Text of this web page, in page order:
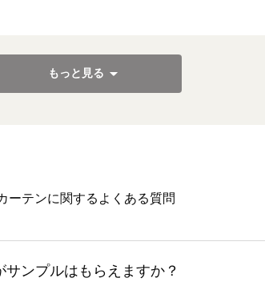
もっと見る
ーテンに関するよくある質問
ンプルはもらえますか？